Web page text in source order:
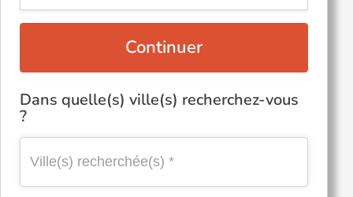
Continuer
Dans quelle(s) ville(s) recherchez-vous
?